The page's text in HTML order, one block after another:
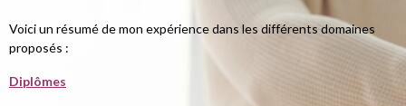
Voici un résumé de mon expérience dans les différents domaines
proposés :
Diplômes